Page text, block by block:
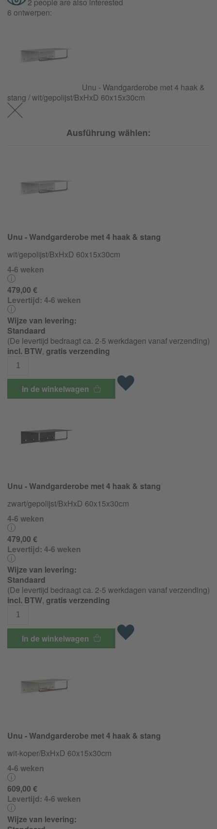
6 ontwerpen:
Unu - Wandgarderobe met 4 haak &
stang / wit/gepolijst/BxHxD 60x15x30cm
Ausführung wählen:
Unu - Wandgarderobe met 4 haak & stang
wit/gepolijst/BxHxD 60x15x30cm
4-6 weken
479,00 €
Levertijd: 4-6 weken
Wijze van levering:
Standaard
(De levertijd bedraagt ca. 2-5 werkdagen vanaf verzending)
incl. BTW, gratis verzending
In de winkelwagen
Unu - Wandgarderobe met 4 haak & stang
zwart/gepolijst/BxHxD 60x15x30cm
4-6 weken
479,00 €
Levertijd: 4-6 weken
Wijze van levering:
Standaard
(De levertijd bedraagt ca. 2-5 werkdagen vanaf verzending)
incl. BTW, gratis verzending
In de winkelwagen
Unu - Wandgarderobe met 4 haak & stang
wit-koper/BxHxD 60x15x30cm
4-6 weken
609,00 €
Levertijd: 4-6 weken
Wijze van levering: